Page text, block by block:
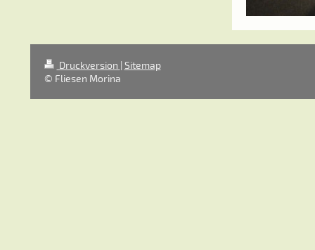
Druckversion | Sitemap
© Fliesen Morina